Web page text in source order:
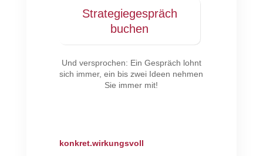
Strategiegespräch
buchen
Und versprochen: Ein Gespräch lohnt
sich immer, ein bis zwei Ideen nehmen
Sie immer mit!
konkret.wirkungsvoll